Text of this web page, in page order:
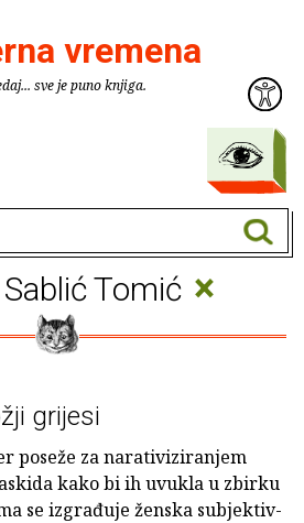
vremena
sve je puno knjiga.
Tomić ×
grijesi
poseže za narativiziranjem
kako bi ih uvukla u zbirku
se izgrađuje ženska subjektiv­